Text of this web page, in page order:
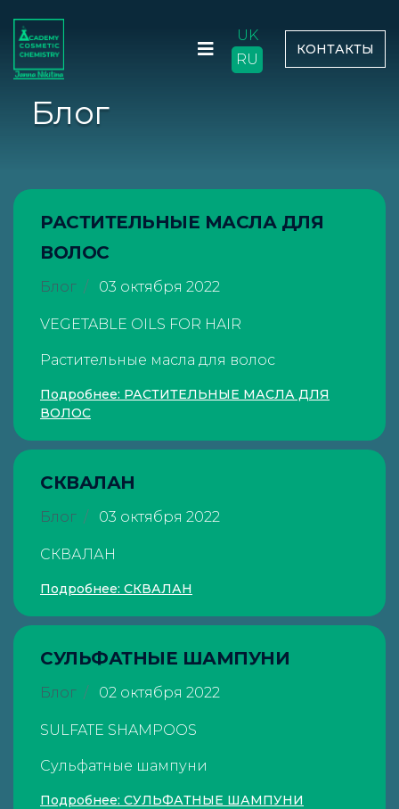
КОНТАКТЫ
UK
RU
Блог
РАСТИТЕЛЬНЫЕ МАСЛА ДЛЯ
ВОЛОС
Блог 03 октября 2022
VEGETABLE OILS FOR HAIR
Растительные масла для волос
Подробнее: РАСТИТЕЛЬНЫЕ МАСЛА ДЛЯ
ВОЛОС
СКВАЛАН
Блог 03 октября 2022
СКВАЛАН
Подробнее: СКВАЛАН
СУЛЬФАТНЫЕ ШАМПУНИ
Блог 02 октября 2022
SULFATE SHAMPOOS
Сульфатные шампуни
Подробнее: СУЛЬФАТНЫЕ ШАМПУНИ